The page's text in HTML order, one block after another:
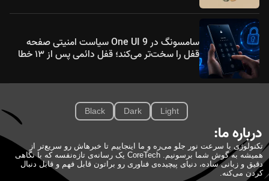
سامسونگ در One UI 9 سیاست امنیتی صفحه
قفل را سخت‌تر می‌کند؛ قفل دائمی پس از ۱۳ خطا
Light
Dark
Black
درباره ما:
تکنولوژی با سرعت نور جلو می‌ره و ما اینجاییم تا خبرهاش رو سریع‌تر از
همیشه به گوش شما برسونیم. CoreTech یک رسانه‌ی تازه‌نفسه که با نگاهی
دقیق و زبانی ساده، دنیای پیچیده‌ی فناوری رو براتون قابل فهم و قابل دنبال
کردن می‌کنه.